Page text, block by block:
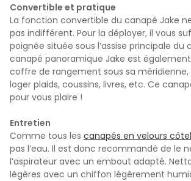
Convertible et pratique
La fonction convertible du canapé Jake
pas indifférent. Pour la déployer, il vous
poignée située sous l’assise principale du
canapé panoramique Jake est également
coffre de rangement sous sa méridienne,
loger plaids, coussins, livres, etc. Ce
pour vous plaire !
Entretien
Comme tous les canapés en velours
pas l’eau. Il est donc recommandé de le
l’aspirateur avec un embout adapté.
légères avec un chiffon légèrement